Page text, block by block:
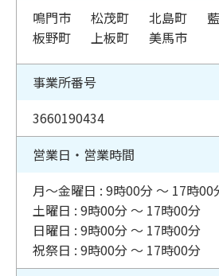
鳴門市
松茂町 北島町
板野町
上板町 美馬市
事業所番号
3660190434
営業日・営業時間
月〜金曜日 : 9時00分 〜 17時00
土曜日 : 9時00分 〜 17時00分
日曜日 : 9時00分 〜 17時00分
祝祭日 : 9時00分 〜 17時00分